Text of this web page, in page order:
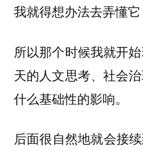
我就得想办法去弄懂它
所以那个时候我就开
天的人文思考、社会
什么基础性的影响。
后面很自然地就会接